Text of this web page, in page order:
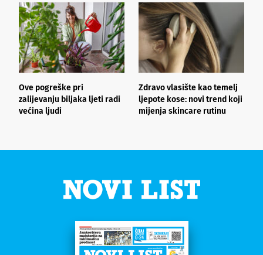
Ove pogreške pri
zalijevanju biljaka ljeti radi
većina ljudi
Zdravo vlasište kao temelj
ljepote kose: novi trend koji
mijenja skincare rutinu